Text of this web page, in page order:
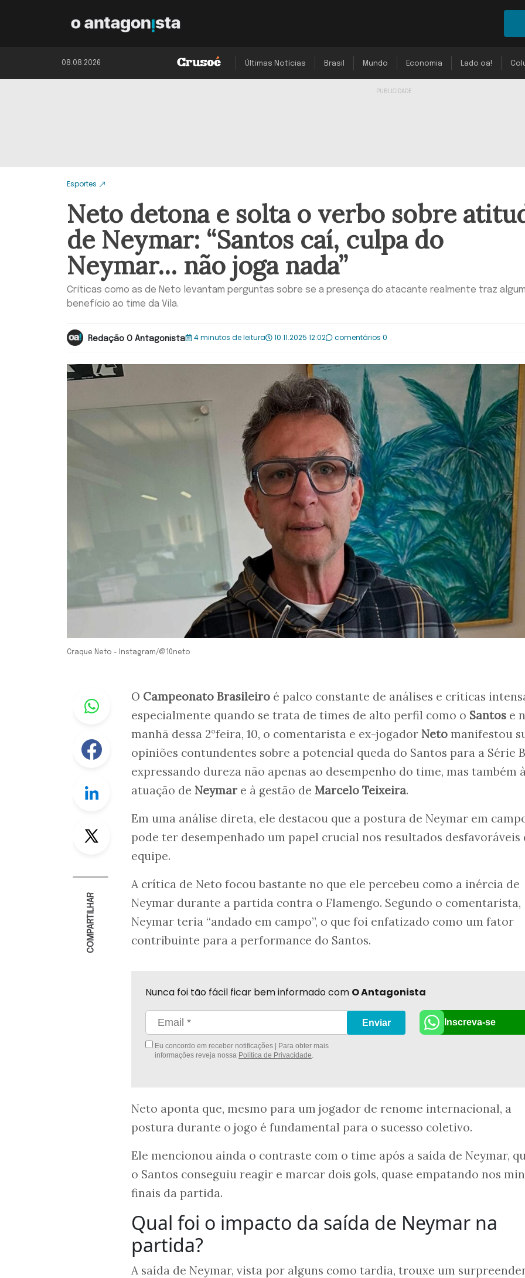
08.08.2026 Últimas Notícias Brasil Mundo Economia Lado oa!
Esportes
Neto detona e solta o verbo sobre
de Neymar: “Santos caí, culpa do
Neymar… não joga nada”
Críticas como as de Neto levantam perguntas sobre se a presença do atacante realmente traz algum
benefício ao time da Vila.
Redação O Antagonista 4 minutos de leitura 10.11.2025 12:02 comentários 0
Craque Neto - Instagram/@10neto
Whastapp
Facebook
Linkedin
Twitter
COMPARTILHAR
O Campeonato Brasileiro é palco constante de análises e críticas
especialmente quando se trata de times de alto perfil como o Santos e
manhã dessa 2°feira, 10, o comentarista e ex-jogador Neto manifestou
opiniões contundentes sobre a potencial queda do Santos para a Série
expressando dureza não apenas ao desempenho do time, mas também
atuação de Neymar e à gestão de Marcelo Teixeira.
Em uma análise direta, ele destacou que a postura de Neymar em
pode ter desempenhado um papel crucial nos resultados desfavoráveis
equipe.
A crítica de Neto focou bastante no que ele percebeu como a inércia de
Neymar durante a partida contra o Flamengo. Segundo o comentarista,
Neymar teria “andado em campo”, o que foi enfatizado como um fator
contribuinte para a performance do Santos.
Nunca foi tão fácil ficar bem informado com O Antagonista
Eu concordo em receber notificações | Para obter mais
informações reveja nossa Política de Privacidade.
Enviar Inscreva-se
Neto aponta que, mesmo para um jogador de renome internacional, a
postura durante o jogo é fundamental para o sucesso coletivo.
Ele mencionou ainda o contraste com o time após a saída de Neymar,
o Santos conseguiu reagir e marcar dois gols, quase empatando nos
finais da partida.
Qual foi o impacto da saída de Neymar na
partida?
A saída de Neymar, vista por alguns como tardia, trouxe um